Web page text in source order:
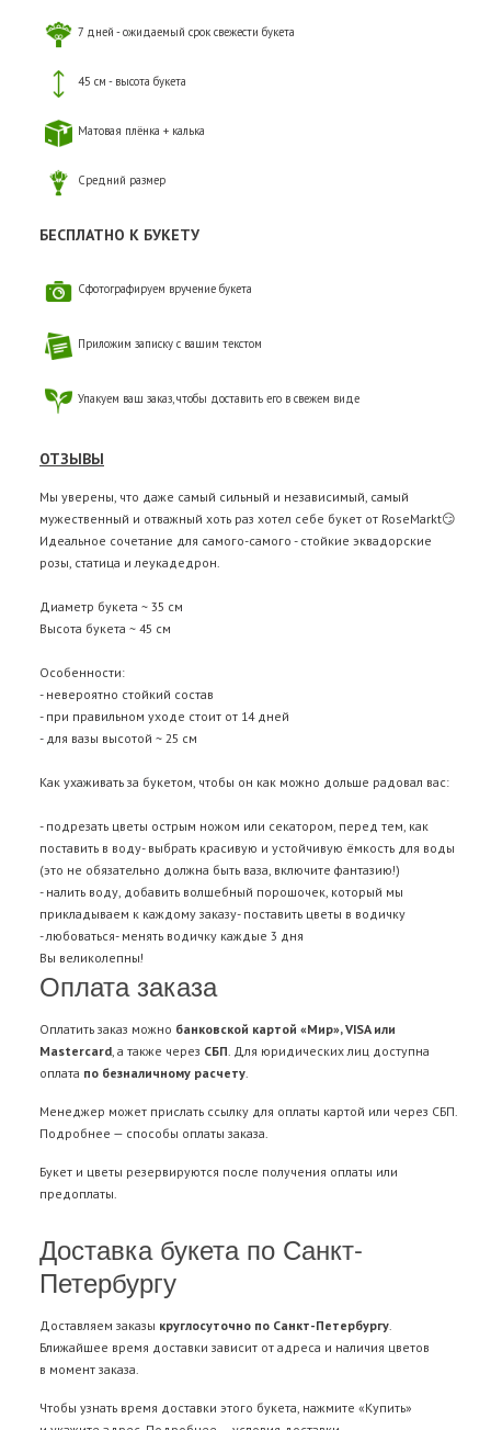
7 дней - ожидаемый срок свежести букета
45 см - высота букета
Матовая плёнка + калька
Средний размер
БЕСПЛАТНО К БУКЕТУ
Сфотографируем вручение букета
Приложим записку с вашим текстом
Упакуем ваш заказ, чтобы доставить его в свежем виде
ОТЗЫВЫ
Мы уверены, что даже самый сильный и независимый, самый
мужественный и отважный хоть раз хотел себе букет от RoseMarkt😏
Идеальное сочетание для самого-самого - стойкие эквадорские
розы, статица и леукадедрон.
Диаметр букета ~ 35 см
Высота букета ~ 45 см
Особенности:
- невероятно стойкий состав
- при правильном уходе стоит от 14 дней
- для вазы высотой ~ 25 см
Как ухаживать за букетом, чтобы он как можно дольше радовал вас:
- подрезать цветы острым ножом или секатором, перед тем, как
поставить в воду- выбрать красивую и устойчивую ёмкость для воды
(это не обязательно должна быть ваза, включите фантазию!)
- налить воду, добавить волшебный порошочек, который мы
прикладываем к каждому заказу- поставить цветы в водичку
- любоваться- менять водичку каждые 3 дня
Вы великолепны!
Оплата заказа
Оплатить заказ можно банковской картой «Мир», VISA или
Mastercard, а также через СБП. Для юридических лиц доступна
оплата по безналичному расчету.
Менеджер может прислать ссылку для оплаты картой или через СБП.
Подробнее — способы оплаты заказа.
Букет и цветы резервируются после получения оплаты или
предоплаты.
Доставка букета по Санкт-
Петербургу
Доставляем заказы круглосуточно по Санкт-Петербургу.
Ближайшее время доставки зависит от адреса и наличия цветов
в момент заказа.
Чтобы узнать время доставки этого букета, нажмите «Купить»